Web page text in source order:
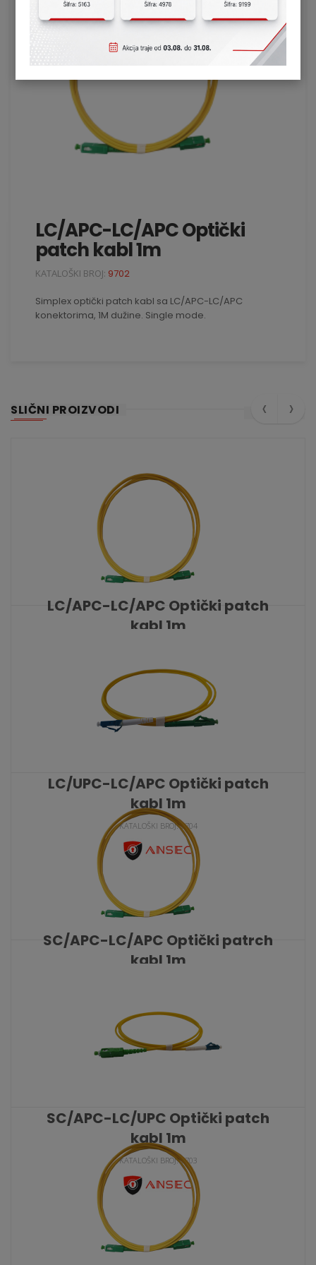
LC/APC-LC/APC Optički
patch kabl 1m
KATALOŠKI BROJ: 9702
Simplex optički patch kabl sa LC/APC-LC/APC
konektorima, 1M dužine. Single mode.
SLIČNI PROIZVODI
LC/APC-LC/APC Optički patch
kabl 1m
LC/UPC-LC/APC Optički patch
kabl 1m
KATALOŠKI BROJ: 9704
SC/APC-LC/APC Optički patrch
kabl 1m
SC/APC-LC/UPC Optički patch
kabl 1m
KATALOŠKI BROJ: 9703
‹ ›